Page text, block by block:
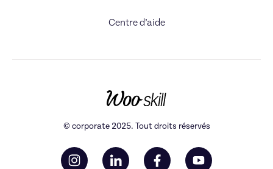
Centre d’aide
© corporate 2025. Tout droits réservés